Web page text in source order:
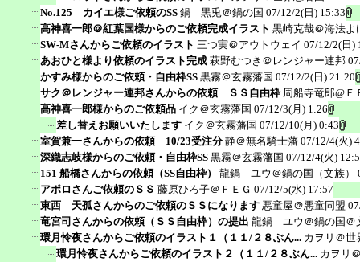
No.125 カイエ様ご依頼のSS 鍋 黒兎＠鍋の国 07/12/2(日) 15:33
高神喜一郎＠紅葉国様からのご依頼完成イラスト 黒崎克哉＠海法よ
SW-Mさんからご依頼のイラスト 三つ実＠アウトウェイ 07/12/2(日)
あおひと様より依頼のイラスト完成 萩野むつき＠レンジャー連邦
かすみ様からのご依頼・自由枠SS 黒霧＠玄霧藩国 07/12/2(日) 21:20
サク＠レンジャー連邦さんからの依頼 ＳＳ自由枠 周船寺竜郎@Ｆ
高神喜一郎様からのご依頼品 イク＠玄霧藩国 07/12/3(月) 1:26
差し替えお願いいたします イク＠玄霧藩国 07/12/10(月) 0:43
室賀兼一さんからの依頼 10/23受注分 静＠無名騎士藩 07/12/4(火)
深織志岐様からのご依頼・自由枠SS 黒霧＠玄霧藩国 07/12/4(火)
151 船橋さんからの依頼（SS自由枠）
龍鍋 ユウ＠鍋の国（文族）
アポロさんご依頼のＳＳ 藤原ひろ子＠ＦＥＧ 07/12/5(水) 17:57
東西 天孤さんからのご依頼のＳＳになります 悪童屋＠悪童同盟
竜宮司さんからの依頼（ＳＳ自由枠）の提出 龍鍋 ユウ＠鍋の国＠
環月怜夜さんからご依頼のイラスト１（１１/２８ぶん... カヲリ＠世
環月怜夜さんからご依頼のイラスト２（１１/２８ぶん... カヲリ